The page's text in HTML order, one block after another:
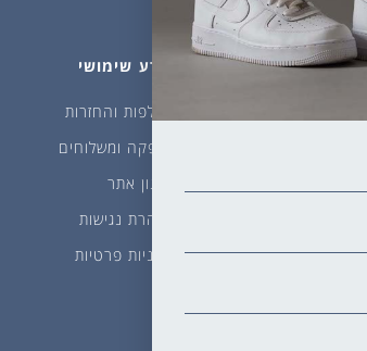
עלינו מידע שימושי
החלפות והחזרות
אספקה ומשלוחים
תקנון אתר
הצהרת נגישות
מדיניות פרטיות